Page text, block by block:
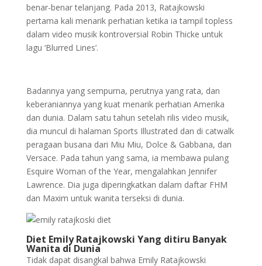
benar-benar telanjang. Pada 2013, Ratajkowski
pertama kali menarik perhatian ketika ia tampil topless
dalam video musik kontroversial Robin Thicke untuk
lagu ‘Blurred Lines’.
Badannya yang sempurna, perutnya yang rata, dan
keberaniannya yang kuat menarik perhatian Amerika
dan dunia. Dalam satu tahun setelah rilis video musik,
dia muncul di halaman Sports Illustrated dan di catwalk
peragaan busana dari Miu Miu, Dolce & Gabbana, dan
Versace. Pada tahun yang sama, ia membawa pulang
Esquire Woman of the Year, mengalahkan Jennifer
Lawrence. Dia juga diperingkatkan dalam daftar FHM
dan Maxim untuk wanita terseksi di dunia.
Diet Emily Ratajkowski Yang ditiru Banyak
Wanita di Dunia
Tidak dapat disangkal bahwa Emily Ratajkowski